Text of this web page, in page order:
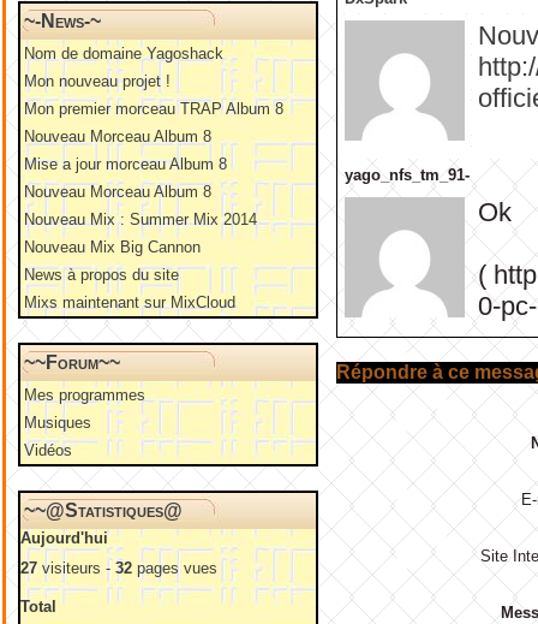
~-News-~
Nom de domaine Yagoshack
Mon nouveau projet !
Mon premier morceau TRAP Album 8
Nouveau Morceau Album 8
Mise a jour morceau Album 8
Nouveau Morceau Album 8
Nouveau Mix : Summer Mix 2014
Nouveau Mix Big Cannon
News à propos du site
Mixs maintenant sur MixCloud
~~Forum~~
Mes programmes
Musiques
Vidéos
~~@Statistiques@
Aujourd'hui
27 visiteurs - 32 pages vues
Total
yago_nfs_tm_91-
Ok
(
0-
Répondre à ce
Site